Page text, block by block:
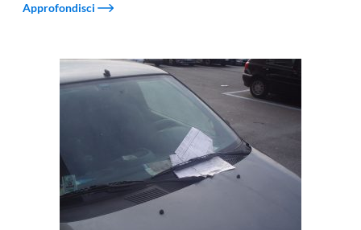
Approfondisci